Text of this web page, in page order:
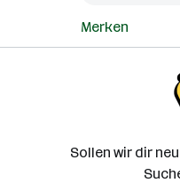
Merken
Sollen wir dir